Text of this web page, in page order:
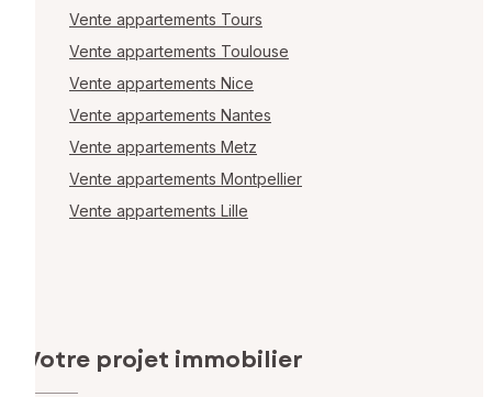
Vente appartements Tours
Vente appartements Toulouse
Vente appartements Nice
Vente appartements Nantes
Vente appartements Metz
Vente appartements Montpellier
Vente appartements Lille
Votre projet immobilier